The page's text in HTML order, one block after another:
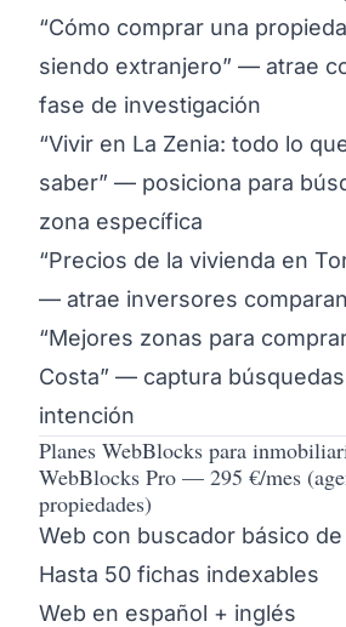
“Cómo comprar una
siendo extranjero” — atrae
fase de investigación
“Vivir en La Zenia: todo lo
saber” — posiciona para
zona específica
“Precios de la vivienda en
— atrae inversores
“Mejores zonas para
Costa” — captura
intención
Planes WebBlocks para
WebBlocks Pro — 295 €/mes
propiedades)
Web con buscador básico
Hasta 50 fichas indexables
Web en español + inglés